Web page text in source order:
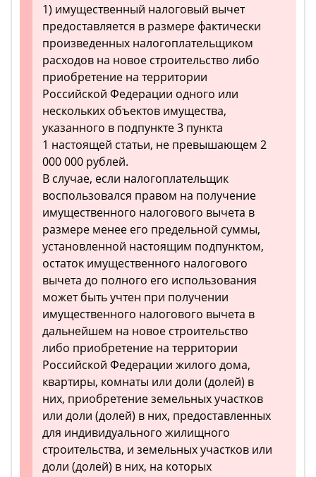
1) имущественный налоговый вычет
предоставляется в размере фактически
произведенных налогоплательщиком
расходов на новое строительство либо
приобретение на территории
Российской Федерации одного или
нескольких объектов имущества,
указанного в подпункте 3 пункта
1 настоящей статьи, не превышающем 2
000 000 рублей.
В случае, если налогоплательщик
воспользовался правом на получение
имущественного налогового вычета в
размере менее его предельной суммы,
установленной настоящим подпунктом,
остаток имущественного налогового
вычета до полного его использования
может быть учтен при получении
имущественного налогового вычета в
дальнейшем на новое строительство
либо приобретение на территории
Российской Федерации жилого дома,
квартиры, комнаты или доли (долей) в
них, приобретение земельных участков
или доли (долей) в них, предоставленных
для индивидуального жилищного
строительства, и земельных участков или
доли (долей) в них, на которых